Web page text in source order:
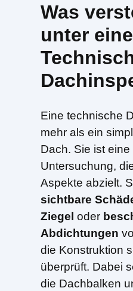
Was
unter
Eine technische
mehr als ein
Dach. Sie ist
Untersuchung,
Aspekte abzielt.
sichtbare
Ziegel oder
Abdichtungen
die Konstruktion
überprüft. Dabei
die Dachbalken